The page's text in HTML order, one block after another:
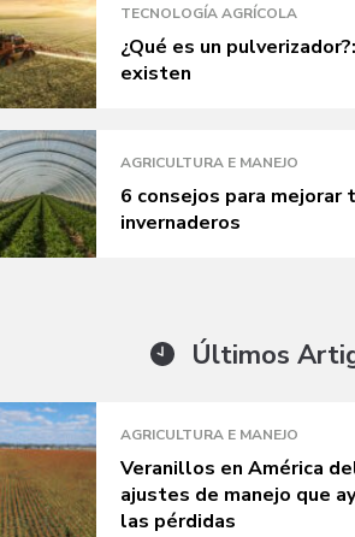
TECNOLOGÍA AGRÍCOLA
¿Qué es un
existen
AGRICULTURA E MANEJO
6 consejos para mejorar
invernaderos
Últimos
AGRICULTURA E MANEJO
Veranillos en América
ajustes de manejo que
las pérdidas